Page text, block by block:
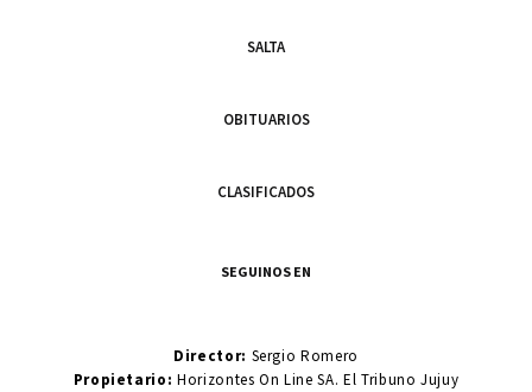
SALTA
OBITUARIOS
CLASIFICADOS
SEGUINOS EN
Director: Sergio Romero
Propietario:Horizontes On Line SA. El Tribuno Jujuy